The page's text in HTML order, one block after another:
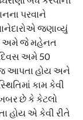
પરવાને
જણાવ્યું
અમે જે મહેનત
અમે 50
આપતા હોય અને
કામ કેવી
છે કે કેટલો
હોય એ કેવી રીતે